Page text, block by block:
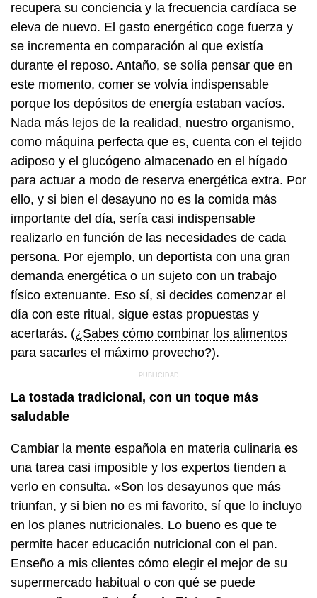
recupera su conciencia y la frecuencia cardíaca se
eleva de nuevo. El gasto energético coge fuerza y
se incrementa en comparación al que existía
durante el reposo. Antaño, se solía pensar que en
este momento, comer se volvía indispensable
porque los depósitos de energía estaban vacíos.
Nada más lejos de la realidad, nuestro organismo,
como máquina perfecta que es, cuenta con el tejido
adiposo y el glucógeno almacenado en el hígado
para actuar a modo de reserva energética extra. Por
ello, y si bien el desayuno no es la comida más
importante del día, sería casi indispensable
realizarlo en función de las necesidades de cada
persona. Por ejemplo, un deportista con una gran
demanda energética o un sujeto con un trabajo
físico extenuante. Eso sí, si decides comenzar el
día con este ritual, sigue estas propuestas y
acertarás. (¿Sabes cómo combinar los alimentos
para sacarles el máximo provecho?).
La tostada tradicional, con un toque más
saludable
Cambiar la mente española en materia culinaria es
una tarea casi imposible y los expertos tienden a
verlo en consulta. «Son los desayunos que más
triunfan, y si bien no es mi favorito, sí que lo incluyo
en los planes nutricionales. Lo bueno es que te
permite hacer educación nutricional con el pan.
Enseño a mis clientes cómo elegir el mejor de su
supermercado habitual o con qué se puede